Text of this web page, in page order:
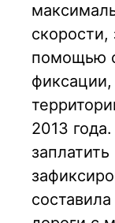
скорости,
помощью
2013